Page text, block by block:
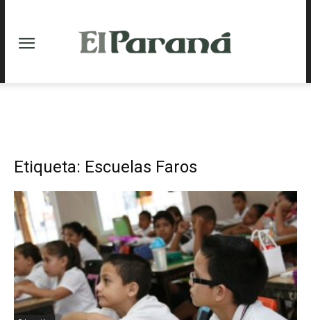
Etiqueta: Escuelas Faros